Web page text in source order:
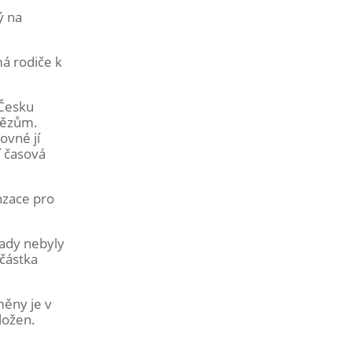
na
rodiče k
jí
pro
nebyly
je v